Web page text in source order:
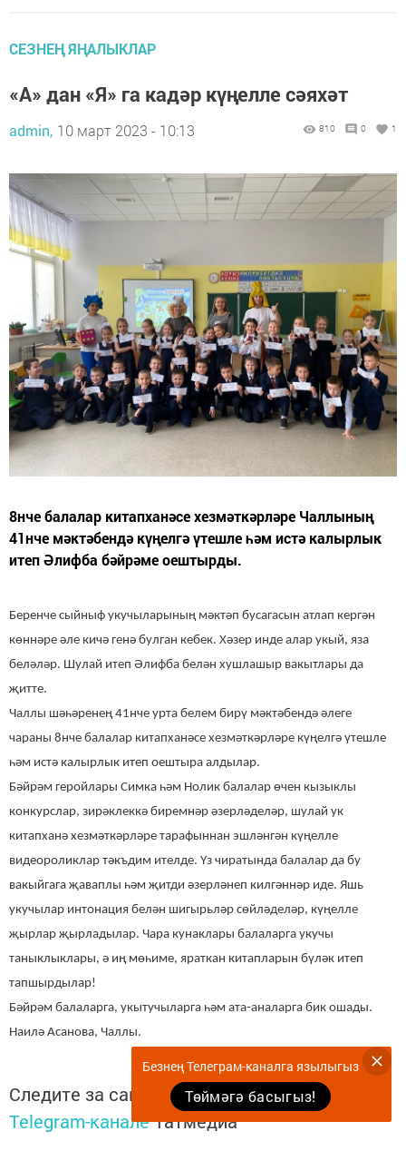
СЕЗНЕҢ ЯҢАЛЫКЛАР
«А» дан «Я» га кадәр күңелле сәяхәт
admin, 10 март 2023 - 10:13 810 0 1
8нче балалар китапханәсе хезмәткәрләре Чаллының
41нче мәктәбендә күңелгә үтешле һәм истә калырлык
итеп Әлифба бәйрәме оештырды.
Беренче сыйныф укучыларының мәктәп бусагасын атлап кергән
көннәре әле кичә генә булган кебек. Хәзер инде алар укый, яза
беләләр. Шулай итеп Әлифба белән хушлашыр вакытлары да
җитте.
Чаллы шәһәренең 41нче урта белем бирү мәктәбендә әлеге
чараны 8нче балалар китапханәсе хезмәткәрләре күңелгә үтешле
һәм истә калырлык итеп оештыра алдылар.
Бәйрәм геройлары Симка һәм Нолик балалар өчен кызыклы
конкурслар, зирәклеккә биремнәр әзерләделәр, шулай ук
китапханә хезмәткәрләре тарафыннан эшләнгән күңелле
видеороликлар тәкъдим ителде. Үз чиратында балалар да бу
вакыйгага җаваплы һәм җитди әзерләнеп килгәннәр иде. Яшь
укучылар интонация белән шигырьләр сөйләделәр, күңелле
җырлар җырладылар. Чара кунаклары балаларга укучы
таныклыклары, ә иң мөһиме, яраткан китапларын бүләк итеп
тапшырдылар!
Бәйрәм балаларга, укытучыларга һәм ата-аналарга бик ошады.
Наилә Асанова, Чаллы.
Следите за самым важным и интересным в
Telegram-каналеТатмедиа
Безнең Телеграм-каналга язылыгыз
Төймәгә басыгыз!